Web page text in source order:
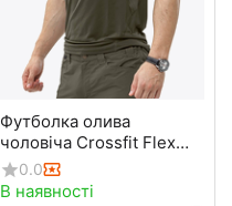
Футболка олива
чоловіча Crossfit Flex
Olive
0.0
В наявності